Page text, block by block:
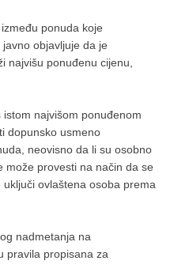
ponuda koje
objavljuje da je
najvišu ponuđenu cijenu,
najvišom ponuđenom
dopunsko usmeno
neovisno da li su osobno
može provesti na način da se
ovlaštena osoba prema
nadmetanja na
pravila propisana za